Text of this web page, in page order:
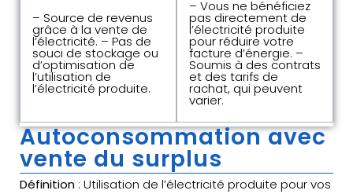
– Source de revenus
grâce à la vente de
l’électricité. – Pas de
souci de stockage ou
d’optimisation de
l’utilisation de
l’électricité produite.
– Vous ne bénéficiez
pas directement de
l’électricité produite
pour réduire votre
facture d’énergie. –
Soumis à des contrats
et des tarifs de
rachat, qui peuvent
varier.
Autoconsommation avec
vente du surplus
Définition : Utilisation de l’électricité produite pour vos